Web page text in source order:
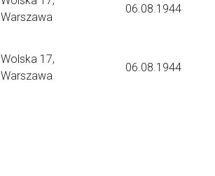
Warszawa
06.08.1944
Wolska 17,
Warszawa
06.08.1944